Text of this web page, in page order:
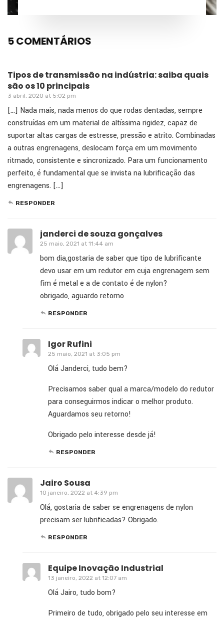
5 COMENTÁRIOS
Tipos de transmissão na indústria: saiba quais
são os 10 principais
3 abril, 2020 at 5:02 pm
[…] Nada mais, nada menos do que rodas dentadas, sempre
construídas em um material de altíssima rigidez, capaz de
suportar altas cargas de estresse, pressão e atrito. Combinadas
a outras engrenagens, deslocam força em um movimento
ritmado, consistente e sincronizado. Para um funcionamento
perfeito, é fundamental que se invista na lubrificação das
engrenagens. […]
RESPONDER
janderci de souza gonçalves
25 maio, 2021 at 11:44 am
bom dia,gostaria de saber que tipo de lubrificante
devo usar em um redutor em cuja engrenagem sem
fim é metal e a de contato é de nylon?
obrigado, aguardo retorno
RESPONDER
Igor Rufini
25 maio, 2021 at 3:05 pm
Olá Janderci, tudo bem?
Precisamos saber qual a marca/modelo do redutor
para conseguirmos indicar o melhor produto.
Aguardamos seu retorno!
Obrigado pelo interesse desde já!
RESPONDER
Jairo Sousa
10 janeiro, 2022 at 4:39 pm
Olá, gostaria de saber se engrenagens de nylon
precisam ser lubrificadas? Obrigado.
RESPONDER
Equipe Inovação Industrial
13 janeiro, 2022 at 12:07 am
Olá Jairo, tudo bom?
Primeiro de tudo, obrigado pelo seu interesse em